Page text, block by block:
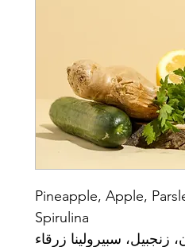
Pineapple, Apple,
Spirulina
زنجبيل، سبيرولينا زرقاء